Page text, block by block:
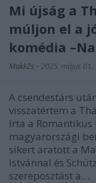
Mi újság a
múljon el a
komédia
MakkZs • 2025. május 01.
A csendestárs
visszatértem a
írta a
magyarországi
sikert aratott a
Istvánnal és
szereposztást a…